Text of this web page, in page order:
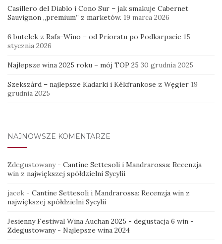
Casillero del Diablo i Cono Sur – jak smakuje Cabernet
Sauvignon „premium” z marketów. 19 marca 2026
6 butelek z Rafa-Wino – od Prioratu po Podkarpacie 15
stycznia 2026
Najlepsze wina 2025 roku – mój TOP 25 30 grudnia 2025
Szekszárd – najlepsze Kadarki i Kékfrankose z Węgier 19
grudnia 2025
NAJNOWSZE KOMENTARZE
Zdegustowany- Cantine Settesoli i Mandrarossa: Recenzja
win z największej spółdzielni Sycylii
jacek - Cantine Settesoli i Mandrarossa: Recenzja win z
największej spółdzielni Sycylii
Jesienny Festiwal Wina Auchan 2025 - degustacja 6 win -
Zdegustowany- Najlepsze wina 2024